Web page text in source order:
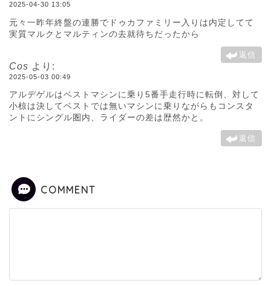
2025-04-30 13:05
元々一昨年終盤の連勝でドゥカファミリー入りは内定してて
実質マルクとマルティンの去就待ちだったから
返信
Cos より:
2025-05-03 00:49
アルデゲルはベストマシンに乗り5番手走行時に転倒、対して
小椋は決してベストでは無いマシンに乗りながらもコンスタ
ントにシングル圏内、ライダーの差は歴然かと。
返信
COMMENT